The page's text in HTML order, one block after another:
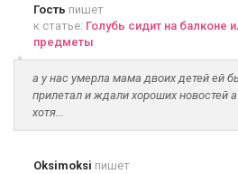
Гость пишет
к статье: Голубь сидит на балконе
предметы
а у нас умерла мама двоих детей ей
прилетал и ждали хороших новостей
хотя...
Oksimoksi пишет